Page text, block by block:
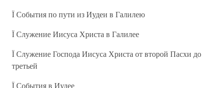
Ї События по пути из Иудеи в Галилею
Ї Служение Иисуса Христа в Галилее
Ї Служение Господа Иисуса Христа от второй Пасхи до
третьей
Ї События в Иудее